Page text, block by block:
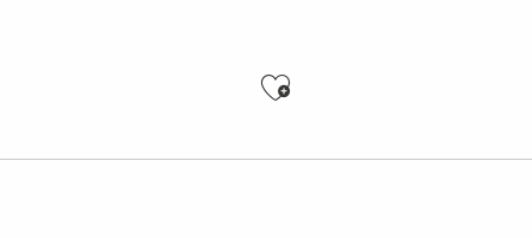
Ajouter aux
Le Bruit qui court